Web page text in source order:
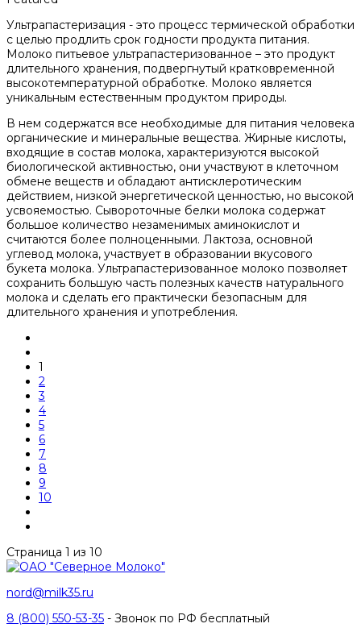
Ультрапастеризация - это процесс термической обработки
с целью продлить срок годности продукта питания.
Молоко питьевое ультрапастеризованное – это продукт
длительного хранения, подвергнутый кратковременной
высокотемпературной обработке. Молоко является
уникальным естественным продуктом природы.
В нем содержатся все необходимые для питания человека
органические и минеральные вещества. Жирные кислоты,
входящие в состав молока, характеризуются высокой
биологической активностью, они участвуют в клеточном
обмене веществ и обладают антисклеротическим
действием, низкой энергетической ценностью, но высокой
усвояемостью. Сывороточные белки молока содержат
большое количество незаменимых аминокислот и
считаются более полноценными. Лактоза, основной
углевод молока, участвует в образовании вкусового
букета молока. Ультрапастеризованное молоко позволяет
сохранить большую часть полезных качеств натурального
молока и сделать его практически безопасным для
длительного хранения и употребления.
1
2
3
4
5
6
7
8
9
10
Страница 1 из 10
nord@milk35.ru
8 (800) 550-53-35 - Звонок по РФ бесплатный